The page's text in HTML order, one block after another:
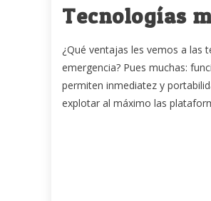
Tecnologías
¿Qué ventajas les vemos a las
emergencia? Pues muchas:
permiten inmediatez y
explotar al máximo las